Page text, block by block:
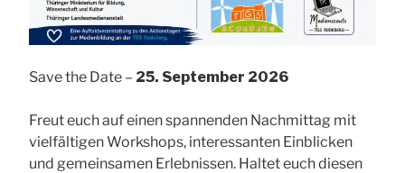
Save the Date – 25. September 2026
Freut euch auf einen spannenden Nachmittag mit
vielfältigen Workshops, interessanten Einblicken
und gemeinsamen Erlebnissen. Haltet euch diesen